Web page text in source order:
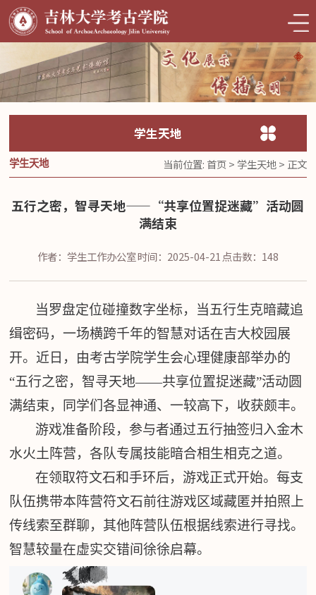
学生天地
学生天地 当前位置: 首页> 学生天地> 正文
五行之密，智寻天地——“共享位置捉迷藏”活动圆
满结束
作者：学生工作办公室时间：2025-04-21点击数： 148
当罗盘定位碰撞数字坐标，当五行生克暗藏追
缉密码，一场横跨千年的智慧对话在吉大校园展
开。近日，由考古学院学生会心理健康部举办的
“五行之密，智寻天地——共享位置捉迷藏”活动圆
满结束，同学们各显神通、一较高下，收获颇丰。
游戏准备阶段，参与者通过五行抽签归入金木
水火土阵营，各队专属技能暗合相生相克之道。
在领取符文石和手环后，游戏正式开始。每支
队伍携带本阵营符文石前往游戏区域藏匿并拍照上
传线索至群聊，其他阵营队伍根据线索进行寻找。
智慧较量在虚实交错间徐徐启幕。